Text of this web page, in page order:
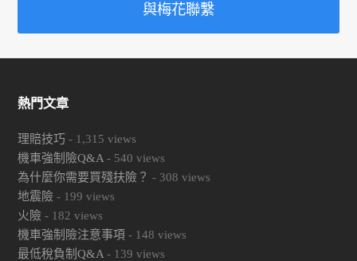
與梅花聯繫
熱門文章
理賠技巧 - 1,315 views
機車強制險Q&A - 540 views
為什麼你需要買殘扶險？ - 308 views
地震險 - 199 views
火險 - 182 views
機車強制險注意事項 - 148 views
最低稅負制Q&A - 139 views